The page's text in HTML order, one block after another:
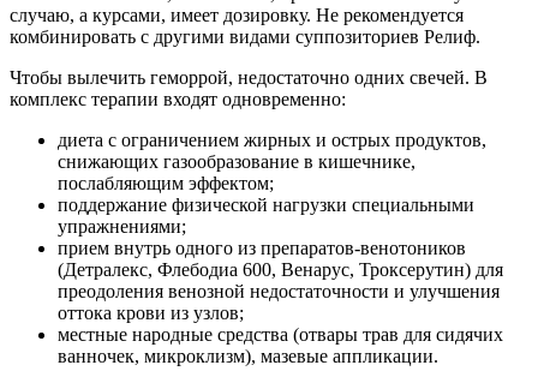
случаю, а курсами, имеет дозировку. Не рекомендуется
комбинировать с другими видами суппозиториев Релиф.
Чтобы вылечить геморрой, недостаточно одних свечей. В
комплекс терапии входят одновременно:
диета с ограничением жирных и острых продуктов,
снижающих газообразование в кишечнике,
послабляющим эффектом;
поддержание физической нагрузки специальными
упражнениями;
прием внутрь одного из препаратов-венотоников
(Детралекс, Флебодиа 600, Венарус, Троксерутин) для
преодоления венозной недостаточности и улучшения
оттока крови из узлов;
местные народные средства (отвары трав для сидячих
ванночек, микроклизм), мазевые аппликации.